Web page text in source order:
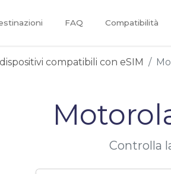
FAQ Compatibilità
compatibili con eSIM
Controlla